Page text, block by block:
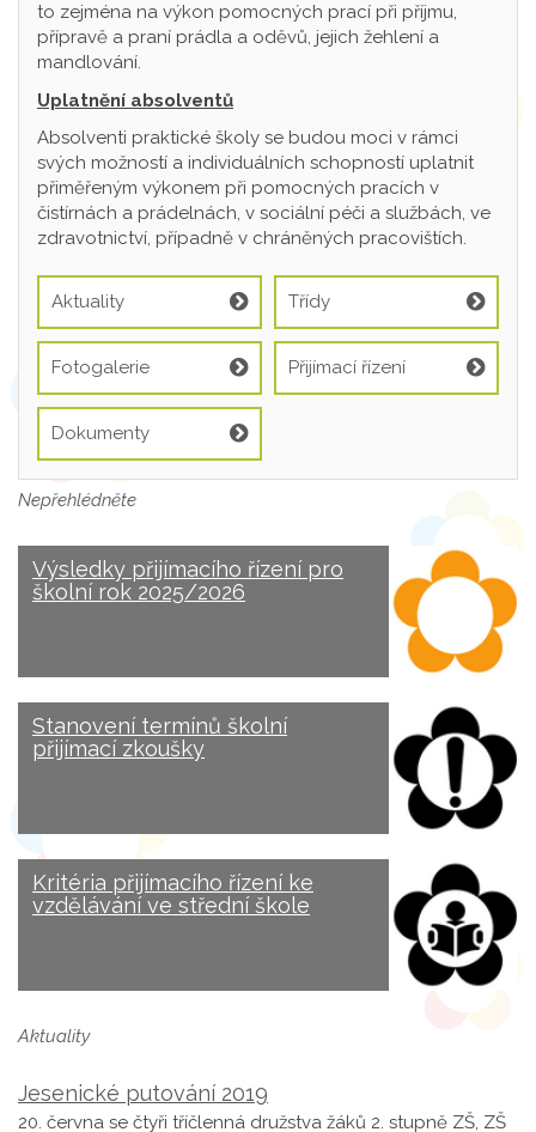
to zejména na výkon pomocných prací při příjmu,
přípravě a praní prádla a oděvů, jejich žehlení a
mandlování.
Uplatnění absolventů
Absolventi praktické školy se budou moci v rámci
svých možností a individuálních schopností uplatnit
přiměřeným výkonem při pomocných pracích v
čistírnách a prádelnách, v sociální péči a službách, ve
zdravotnictví, případně v chráněných pracovištích.
Aktuality Třídy
Fotogalerie Přijímací řízení
Dokumenty
Nepřehlédněte
Výsledky přijímacího řízení pro
školní rok 2025/2026
Stanovení termínů školní
přijímací zkoušky
Kritéria přijímacího řízení ke
vzdělávání ve střední škole
Aktuality
Jesenické putování 2019
20. června se čtyři tříčlenná družstva žáků 2. stupně ZŠ, ZŠ